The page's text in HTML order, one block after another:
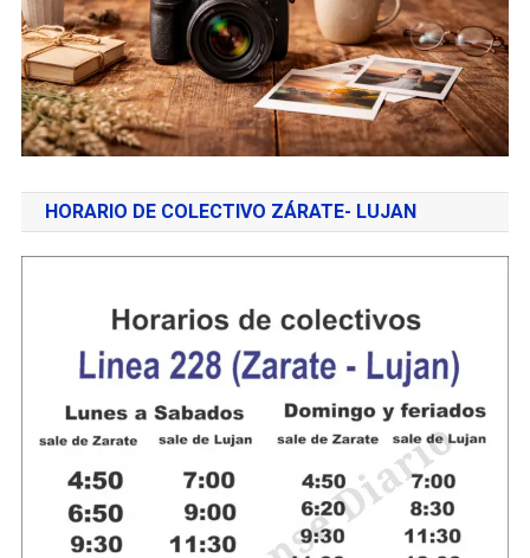
HORARIO DE COLECTIVO ZÁRATE- LUJAN